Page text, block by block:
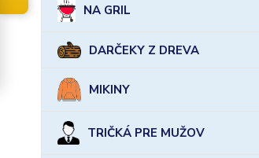
NA GRIL
DARČEKY Z DREVA
MIKINY
TRIČKÁ PRE MUŽOV